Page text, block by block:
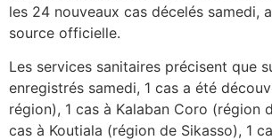
les 24 nouveaux cas décelés samedi,
source officielle.
Les services sanitaires précisent que
enregistrés samedi, 1 cas a été
région), 1 cas à Kalaban Coro (région
cas à Koutiala (région de Sikasso), 1